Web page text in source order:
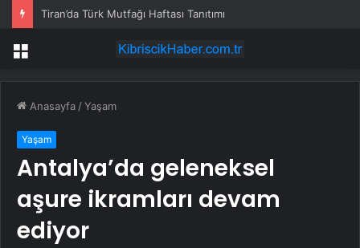
Tiran’da Türk Mutfağı Haftası Tanıtımı
Menü
Anasayfa /Yaşam
Yaşam
Antalya’da geleneksel
aşure ikramları devam
ediyor